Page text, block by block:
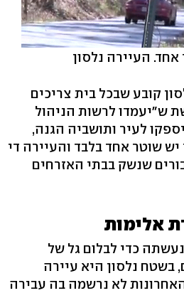
קובע שבכל בית צריכים
ש"יעמדו לרשות הניהול
לעיר ותושביה הגנה,
יש שוטר אחד בלבד והעיירה די
שנשק בבתי האזרחים
כדי לבלום גל של
בשטח נלסון היא עיירה
לא נרשמה בה עבירה